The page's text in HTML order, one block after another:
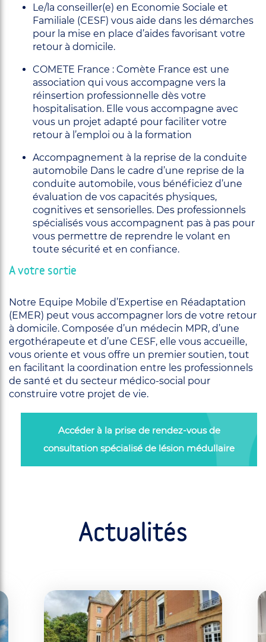
Le/la conseiller(e) en Economie Sociale et
Familiale (CESF) vous aide dans les démarches
pour la mise en place d’aides favorisant votre
retour à domicile.
COMETE France : Comète France est une
association qui vous accompagne vers la
réinsertion professionnelle dès votre
hospitalisation. Elle vous accompagne avec
vous un projet adapté pour faciliter votre
retour à l’emploi ou à la formation
Accompagnement à la reprise de la conduite
automobile Dans le cadre d’une reprise de la
conduite automobile, vous bénéficiez d’une
évaluation de vos capacités physiques,
cognitives et sensorielles. Des professionnels
spécialisés vous accompagnent pas à pas pour
vous permettre de reprendre le volant en
toute sécurité et en confiance.
A votre sortie
Notre Equipe Mobile d’Expertise en Réadaptation
(EMER) peut vous accompagner lors de votre retour
à domicile. Composée d’un médecin MPR, d’une
ergothérapeute et d’une CESF, elle vous accueille,
vous oriente et vous offre un premier soutien, tout
en facilitant la coordination entre les professionnels
de santé et du secteur médico-social pour
construire votre projet de vie.
Accéder à la prise de rendez-vous de
consultation spécialisé de lésion médullaire
Actualités